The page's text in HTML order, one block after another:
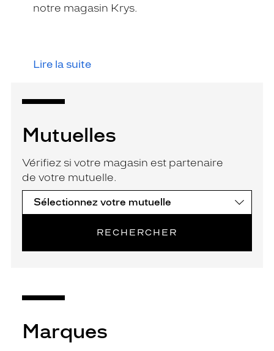
notre magasin Krys.
Lire la suite
Mutuelles
Vérifiez si votre magasin est partenaire
de votre mutuelle.
RECHERCHER
Marques